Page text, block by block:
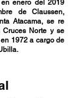
enero del 2019
de Claussen,
Atacama, se re
Cruces Norte y se
1972 a cargo de